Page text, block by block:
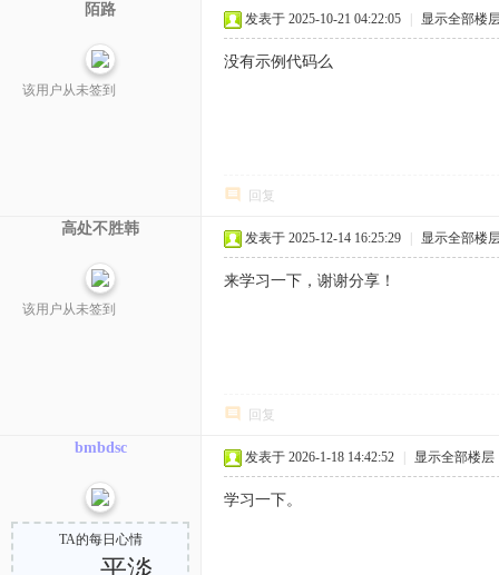
陌路
该用户从未签到
发表于 2025-10-21 04:22:05 显示全部楼
没有示例代码么
回复
高处不胜韩
该用户从未签到
发表于 2025-12-14 16:25:29 显示全部楼
来学习一下，谢谢分享！
回复
bmbdsc
TA的每日心情
发表于 2026-1-18 14:42:52 显示全部楼层
学习一下。